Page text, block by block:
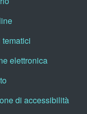
elettronica
di accessibilità